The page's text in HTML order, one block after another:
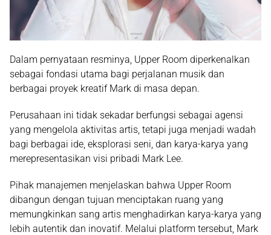
Dalam pernyataan resminya, Upper Room diperkenalkan
sebagai fondasi utama bagi perjalanan musik dan
berbagai proyek kreatif Mark di masa depan.
Perusahaan ini tidak sekadar berfungsi sebagai agensi
yang mengelola aktivitas artis, tetapi juga menjadi wadah
bagi berbagai ide, eksplorasi seni, dan karya-karya yang
merepresentasikan visi pribadi Mark Lee.
Pihak manajemen menjelaskan bahwa Upper Room
dibangun dengan tujuan menciptakan ruang yang
memungkinkan sang artis menghadirkan karya-karya yang
lebih autentik dan inovatif. Melalui platform tersebut, Mark